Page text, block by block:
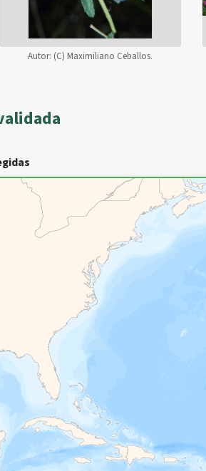
Autor: (C) Maximiliano Ceballos.